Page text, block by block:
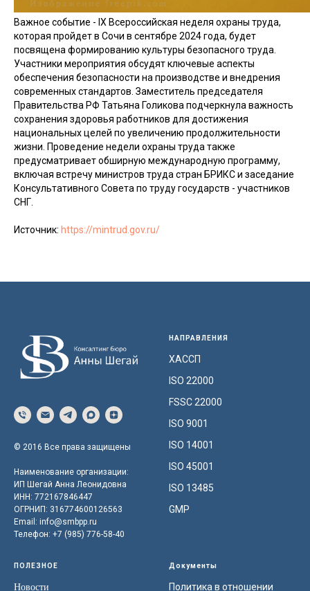
Важное событие - IX Всероссийская неделя охраны труда,
которая пройдет в Сочи в сентябре 2024 года, будет
посвящена формированию культуры безопасного труда.
Участники мероприятия обсудят ключевые аспекты
обеспечения безопасности на производстве и внедрения
современных стандартов. Заместитель председателя
Правительства РФ Татьяна Голикова подчеркнула важность
сохранения здоровья работников для достижения
национальных целей по увеличению продолжительности
жизни. Проведение недели охраны труда также
предусматривает обширную международную программу,
включая встречу министров труда стран БРИКС и заседание
Консультативного Совета по труду государств - участников
СНГ.
Источник: https://mintrud.gov.ru/
© 2016 Все права защищены
Наименование организации:
ИП Шегай Анна Леонидовна
ИНН: 772167846447
ОГРНИП: 316774600126563
Email: info@smbpp.ru
Телефон: +7 (985) 776-58-40
НАПРАВЛЕНИЯ
ХАССП
ISO 22000
FSSC 22000
ISO 9001
ISO 14001
ISO 45001
ISO 13485
GMP
ПОЛЕЗНОЕ
Новости
Документы
Политика в отношении